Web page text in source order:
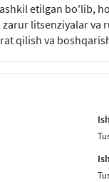
etilgan bo'lib,
litsenziyalar va
qilish va